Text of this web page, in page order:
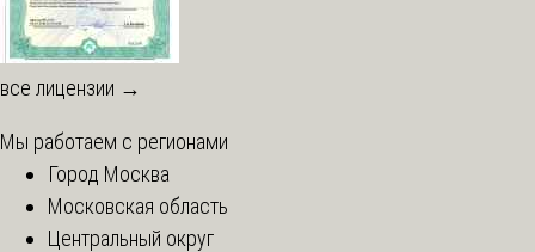
все лицензии →
Мы работаем с регионами
Город Москва
Московская область
Центральный округ